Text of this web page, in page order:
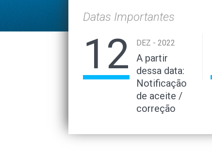
Datas Importantes
12 DEZ - 2022
A partir
dessa data:
Notificação
de aceite /
correção